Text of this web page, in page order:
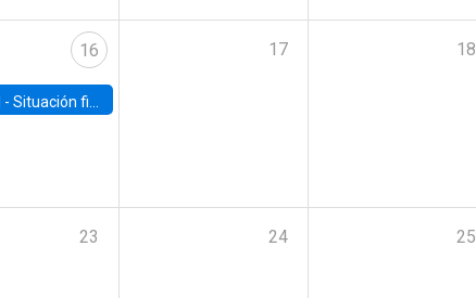
16
-Situación fiscal: cierre 2025 y perspectivas de mediano plazo 2026–2030
17 18
23 24 25